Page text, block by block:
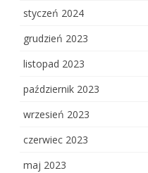
styczeń 2024
grudzień 2023
listopad 2023
październik 2023
wrzesień 2023
czerwiec 2023
maj 2023